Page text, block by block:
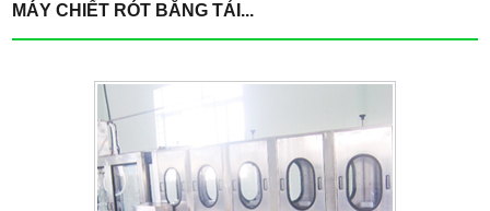
MÁY CHIẾT RÓT BĂNG TẢI...